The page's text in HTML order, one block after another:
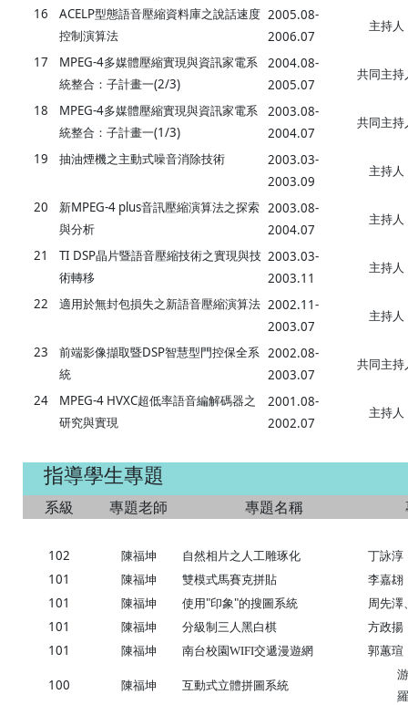
16
ACELP型態語音壓縮資料庫之說話速度
控制演算法
2005.08-
2006.07
主持人
17
MPEG-4多媒體壓縮實現與資訊家電系
統整合：子計畫一(2/3)
2004.08-
2005.07
共同主持
18
MPEG-4多媒體壓縮實現與資訊家電系
統整合：子計畫一(1/3)
2003.08-
2004.07
共同主持
19 抽油煙機之主動式噪音消除技術
2003.03-
2003.09
主持人
20
新MPEG-4 plus音訊壓縮演算法之探索
與分析
2003.08-
2004.07
主持人
21
TI DSP晶片暨語音壓縮技術之實現與技
術轉移
2003.03-
2003.11
主持人
22 適用於無封包損失之新語音壓縮演算法 2002.11-
2003.07
主持人
23
前端影像擷取暨DSP智慧型門控保全系
統
2002.08-
2003.07
共同主持
24
MPEG-4 HVXC超低率語音編解碼器之
研究與實現
2001.08-
2002.07
主持人
指導學生專題
系級 專題老師 專題名稱
102 陳福坤 自然相片之人工雕琢化 丁詠淳
101 陳福坤 雙模式馬賽克拼貼
李嘉翃
101
陳福坤 使用"印象"的搜圖系統 周先澤
101 陳福坤 分級制三人黑白棋 方政揚
101 陳福坤 南台校園WIFI交遞漫遊網 郭蕙瑄
100 陳福坤 互動式立體拼圖系統